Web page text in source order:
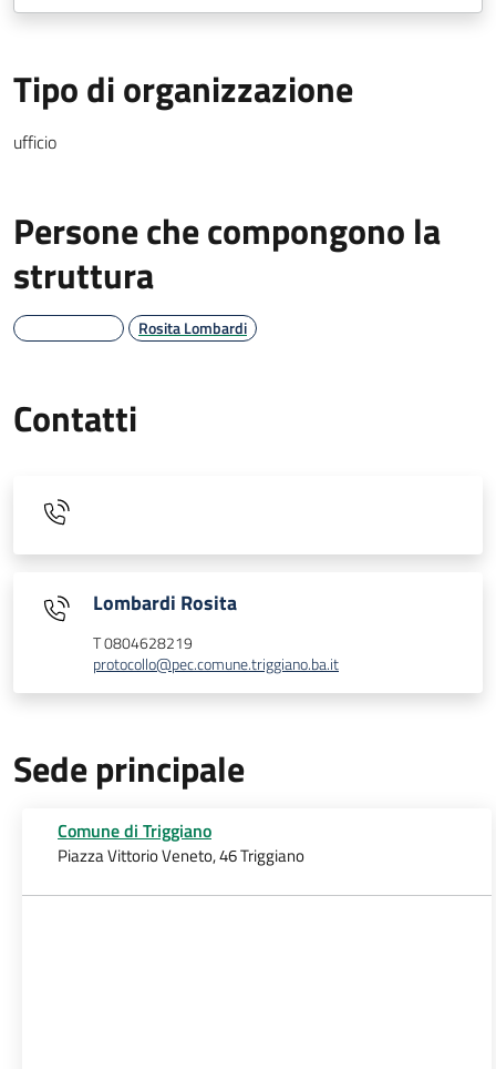
Tipo di organizzazione
ufficio
Persone che compongono la
struttura
Rosita Lombardi
Contatti
Lombardi Rosita
T 0804628219
protocollo@pec.comune.triggiano.ba.it
Sede principale
Comune di Triggiano
Piazza Vittorio Veneto, 46 Triggiano